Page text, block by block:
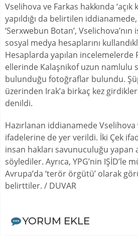
Vselihova ve Farkas hakkında ‘açık
yapıldığı da belirtilen iddianamede,
‘Serxwebun Botan’, Vselichova’nın
sosyal medya hesaplarını
Hesaplarda yapılan incelemelerde
ellerinde Kalaşnikof uzun namlulu
bulunduğu fotoğraflar bulundu.
üzerinden Irak’a birkaç kez
denildi.
Hazırlanan iddianamede Vselihova
ifadelerine de yer verildi. İki Çek
insan hakları savunuculuğu yapan
söylediler. Ayrıca, YPG’nin IŞİD’le
Avrupa’da ‘terör örgütü’ olarak
belirttiler. / DUVAR
YORUM EKLE